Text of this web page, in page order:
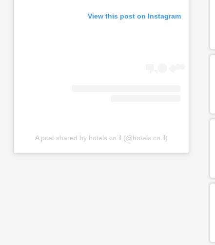
View this post on Instagram
A post shared by hotels.co.il (@hotels.co.il)